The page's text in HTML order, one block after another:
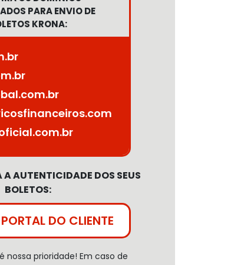
PARA ENVIO DE
KRONA:
A AUTENTICIDADE DOS SEUS
BOLETOS:
DO CLIENTE
nossa prioridade! Em caso de